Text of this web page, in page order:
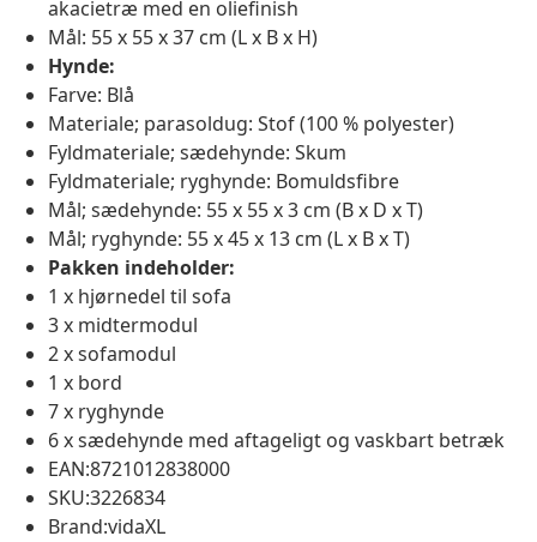
akacietræ med en oliefinish
Mål: 55 x 55 x 37 cm (L x B x H)
Hynde:
Farve: Blå
Materiale; parasoldug: Stof (100 % polyester)
Fyldmateriale; sædehynde: Skum
Fyldmateriale; ryghynde: Bomuldsfibre
Mål; sædehynde: 55 x 55 x 3 cm (B x D x T)
Mål; ryghynde: 55 x 45 x 13 cm (L x B x T)
Pakken indeholder:
1 x hjørnedel til sofa
3 x midtermodul
2 x sofamodul
1 x bord
7 x ryghynde
6 x sædehynde med aftageligt og vaskbart betræk
EAN:8721012838000
SKU:3226834
Brand:vidaXL